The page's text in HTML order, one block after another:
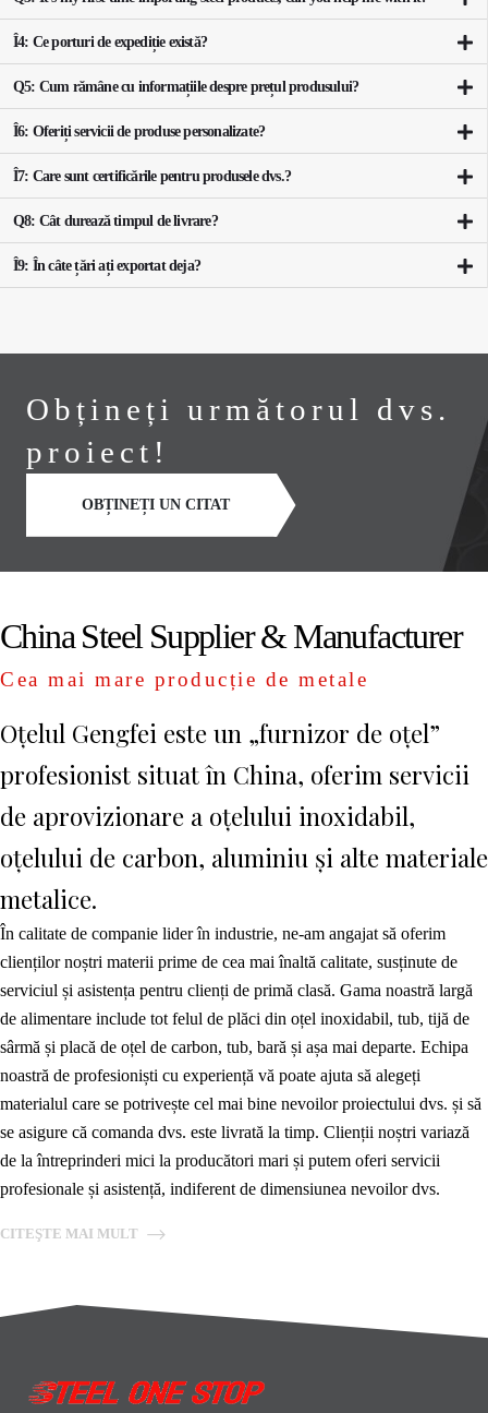
Î4: Ce porturi de expediție există?
Q5: Cum rămâne cu informațiile despre prețul produsului?
Î6: Oferiți servicii de produse personalizate?
Î7: Care sunt certificările pentru produsele dvs.?
Q8: Cât durează timpul de livrare?
Î9: În câte țări ați exportat deja?
Obțineți următorul dvs.
proiect!
OBȚINEȚI UN CITAT
China Steel Supplier & Manufacturer
Cea mai mare producție de metale
Oțelul Gengfei este un „furnizor de oțel”
profesionist situat în China, oferim servicii
de aprovizionare a oțelului inoxidabil,
oțelului de carbon, aluminiu și alte materiale
metalice.
În calitate de companie lider în industrie, ne-am angajat să oferim
clienților noștri materii prime de cea mai înaltă calitate, susținute de
serviciul și asistența pentru clienți de primă clasă. Gama noastră largă
de alimentare include tot felul de plăci din oțel inoxidabil, tub, tijă de
sârmă și placă de oțel de carbon, tub, bară și așa mai departe. Echipa
noastră de profesioniști cu experiență vă poate ajuta să alegeți
materialul care se potrivește cel mai bine nevoilor proiectului dvs. și să
se asigure că comanda dvs. este livrată la timp. Clienții noștri variază
de la întreprinderi mici la producători mari și putem oferi servicii
profesionale și asistență, indiferent de dimensiunea nevoilor dvs.
CITEŞTE MAI MULT